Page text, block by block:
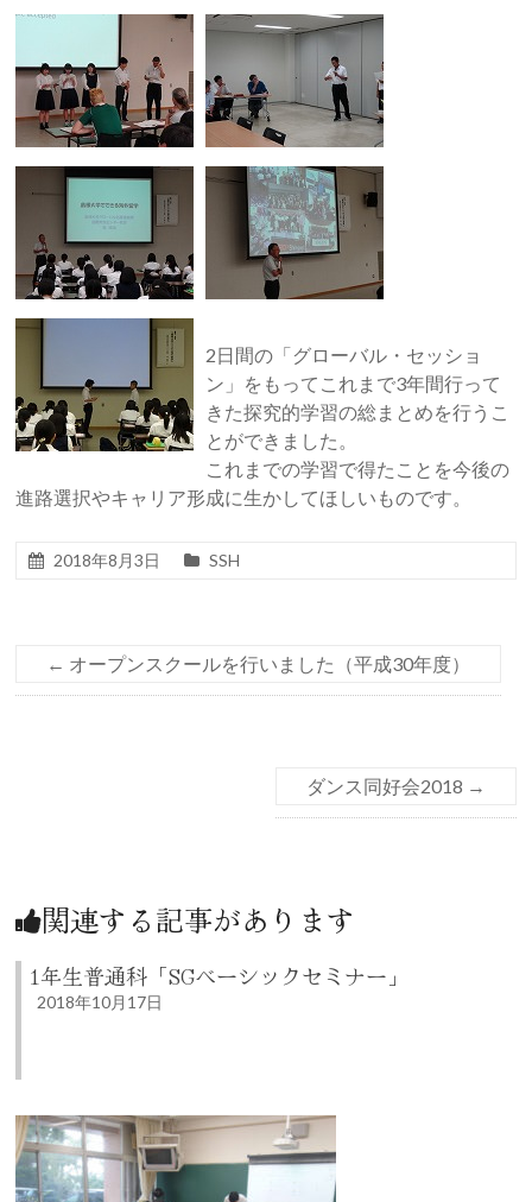
2日間の「グローバル・セッショ
ン」をもってこれまで3年間行って
きた探究的学習の総まとめを行うこ
とができました。
これまでの学習で得たことを今後の
進路選択やキャリア形成に生かしてほしいものです。
2018年8月3日 SSH
← オープンスクールを行いました（平成30年度）
ダンス同好会2018 →
関連する記事があります
1年生普通科「SGベーシックセミナー」
2018年10月17日